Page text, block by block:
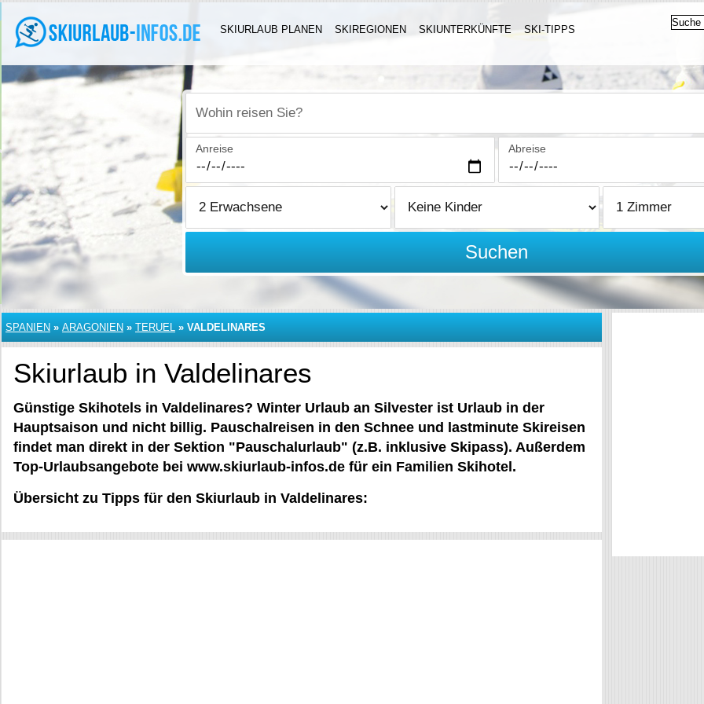
SKIURLAUB PLANEN SKIREGIONEN SKIUNTERKÜNFTE SKI-TIPPS
Wohin reisen Sie?
Anreise Abreise
Suchen
SPANIEN » ARAGONIEN » TERUEL » VALDELINARES
Skiurlaub in Valdelinares
Günstige Skihotels in Valdelinares? Winter Urlaub an Silvester ist Urlaub in der
Hauptsaison und nicht billig. Pauschalreisen in den Schnee und lastminute Skireisen
findet man direkt in der Sektion "Pauschalurlaub" (z.B. inklusive Skipass). Außerdem
Top-Urlaubsangebote bei www.skiurlaub-infos.de für ein Familien Skihotel.
Übersicht zu Tipps für den Skiurlaub in Valdelinares: